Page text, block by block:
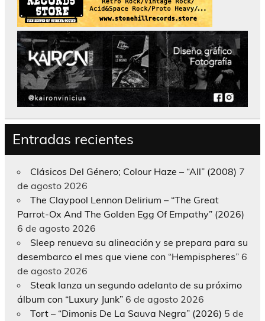
Entradas recientes
Clásicos Del Género; Colour Haze – “All” (2008) 7
de agosto 2026
The Claypool Lennon Delirium – “The Great
Parrot-Ox And The Golden Egg Of Empathy” (2026)
6 de agosto 2026
Sleep renueva su alineación y se prepara para su
desembarco el mes que viene con “Hempispheres” 6
de agosto 2026
Steak lanza un segundo adelanto de su próximo
álbum con “Luxury Junk” 6 de agosto 2026
Tort – “Dimonis De La Sauva Negra” (2026) 5 de